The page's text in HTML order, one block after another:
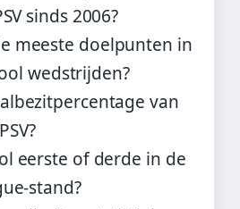
sinds 2006?
meeste doelpunten in
wedstrijden?
van
eerste of derde in de
stand?